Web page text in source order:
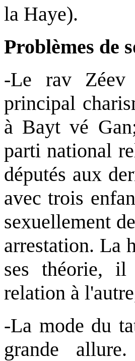
la Haye).
Problèmes de
-Le rav Zéev
principal
à Bayt vé
parti national
députés aux
avec trois
sexuellement
arrestation. La
ses théorie, il
relation à
-La mode du
grande